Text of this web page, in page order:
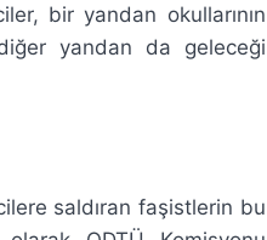
bir yandan okullarının
yandan da geleceği
saldıran faşistlerin bu